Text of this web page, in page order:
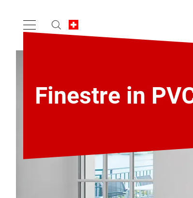
Finestre in